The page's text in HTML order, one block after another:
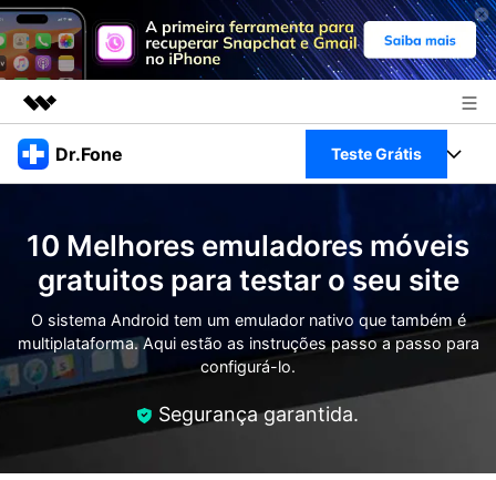
Produtos em destaque
Visão geral
Soluções
Sobre nós
Sala de imprensa
Loja
Dr.Fone Teste Grátis
Veja Toolkit Completo >
Productos
Para PC
Para Celular
Guia & Suporte
Ações rápidas
10 Melhores emuladores móveis
gratuitos para testar o seu site
O sistema Android tem um emulador nativo que também é
multiplataforma. Aqui estão as instruções passo a passo para
configurá-lo.
Segurança garantida.